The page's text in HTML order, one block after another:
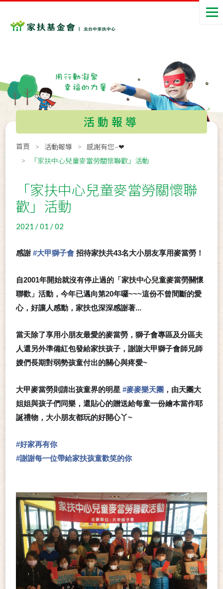
活動報導
首頁 活動報導
感謝有您~❤
「家扶中心兒童麥當勞關懷聯歡」活動
「家扶中心兒童麥當勞關懷聯
歡」活動
2021 / 01 / 02
感謝 #大甲獅子會 招待家扶共43名大小朋友享用麥當勞！
自2001年開始就沒有停止過的「家扶中心兒童麥當勞關懷
聯歡」活動，今年已邁向第20年囉~~~這份不曾間斷的愛
心，好讓人感動，家扶也深深感謝著...
當天除了享用小朋友最愛的麥當勞，獅子會專區及分區夫
人還另外準備紅包發給家扶孩子，謝謝大甲獅子會師兄師
嫂們長期對弱勢孩童付出的關心與疼愛~
大甲麥當勞則請出孩童界的明星 #麥麥樂天團 ，由天團大
姐姐與孩子們同樂，還貼心的贈送給每童一份繪本當作耶
誕禮物，大小朋友都玩的好開心丫~
#好家再有你
#謝謝每一位帶給家扶孩童歡笑的你